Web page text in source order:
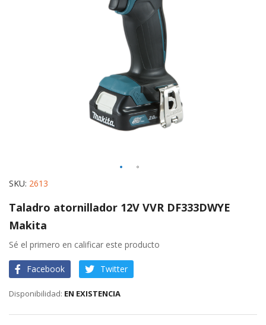
Skip
the
beginning
of
images
SKU 2613
Taladro atornillador 12V VVR DF333DWYE
Makita
Sé el primero en calificar este producto
Facebook Twitter
EN EXISTENCIA